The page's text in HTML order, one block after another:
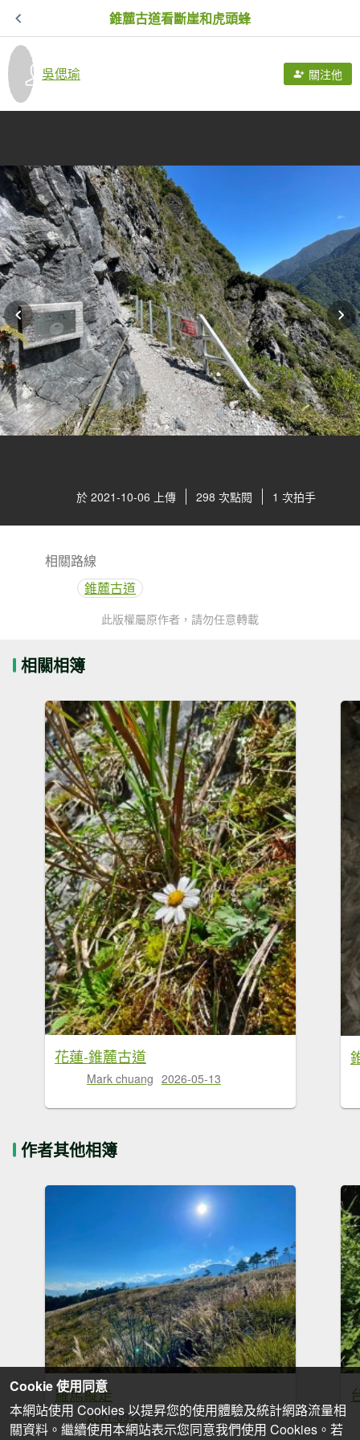
錐麓古道看斷崖和虎頭蜂
吳偲瑜 關注他
於 2021-10-06 上傳 298 次點閱 1 次拍手
相關路線
錐麓古道
此版權屬原作者，請勿任意轉載
相關相簿
花蓮-錐麓古道
Mark chuang 2026-05-13
作者其他相簿
羅馬縱走
2021-09-27
Cookie 使用同意
本網站使用 Cookies 以提昇您的使用體驗及統計網路流量相
關資料。繼續使用本網站表示您同意我們使用 Cookies。若